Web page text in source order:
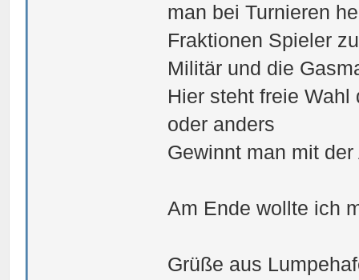
man bei Turnieren
Fraktionen Spieler
Militär und die
Hier steht freie Wahl
oder anders
Gewinnt man mit
Am Ende wollte ich
Grüße aus